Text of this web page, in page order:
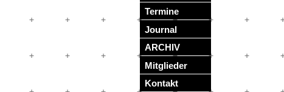
Termine
Journal
ARCHIV
Mitglieder
Kontakt